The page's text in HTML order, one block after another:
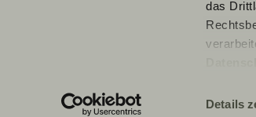
das
Daten
Details